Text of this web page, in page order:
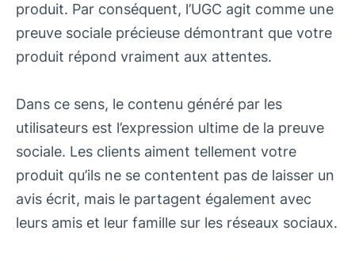
produit. Par conséquent, l’UGC agit comme une
preuve sociale précieuse démontrant que votre
produit répond vraiment aux attentes.
Dans ce sens, le contenu généré par les
utilisateurs est l’expression ultime de la preuve
sociale. Les clients aiment tellement votre
produit qu’ils ne se contentent pas de laisser un
avis écrit, mais le partagent également avec
leurs amis et leur famille sur les réseaux sociaux.